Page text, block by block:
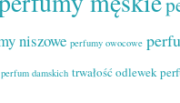
niszowe perfumy owocowe
damskich trwałość odlewek